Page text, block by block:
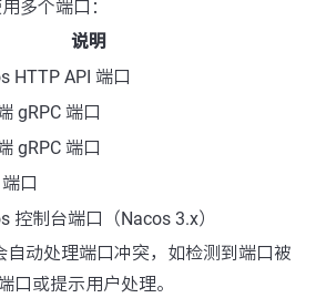
多个端口：
说明
HTTP API 端口
gRPC 端口
gRPC 端口
口
控制台端口（Nacos 3.x）
自动处理端口冲突，如检测到端口被
口或提示用户处理。